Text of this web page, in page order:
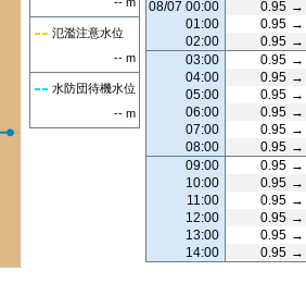
氾濫注意水位
-- m
水防団待機水位
-- m
08/07 00:00
0.95 →
01:00
0.95 →
02:00
0.95 →
03:00
0.95 →
04:00
0.95 →
05:00
0.95 →
06:00
0.95 →
07:00
0.95 →
08:00
0.95 →
09:00
0.95 →
10:00
0.95 →
11:00
0.95 →
12:00
0.95 →
13:00
0.95 →
14:00
0.95 →